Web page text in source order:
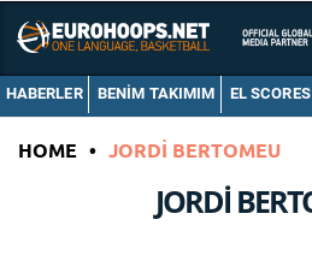
HABERLER BENIM TAKIMIM EL SCORES
HOME • JORDI BERTOMEU
JORDI